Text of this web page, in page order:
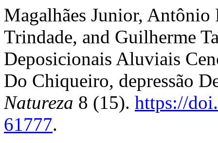
Magalhães Junior, Antônio
Trindade, and Guilherme
Deposicionais Aluviais
Do Chiqueiro, depressão
Natureza 8 (15). https://
61777.